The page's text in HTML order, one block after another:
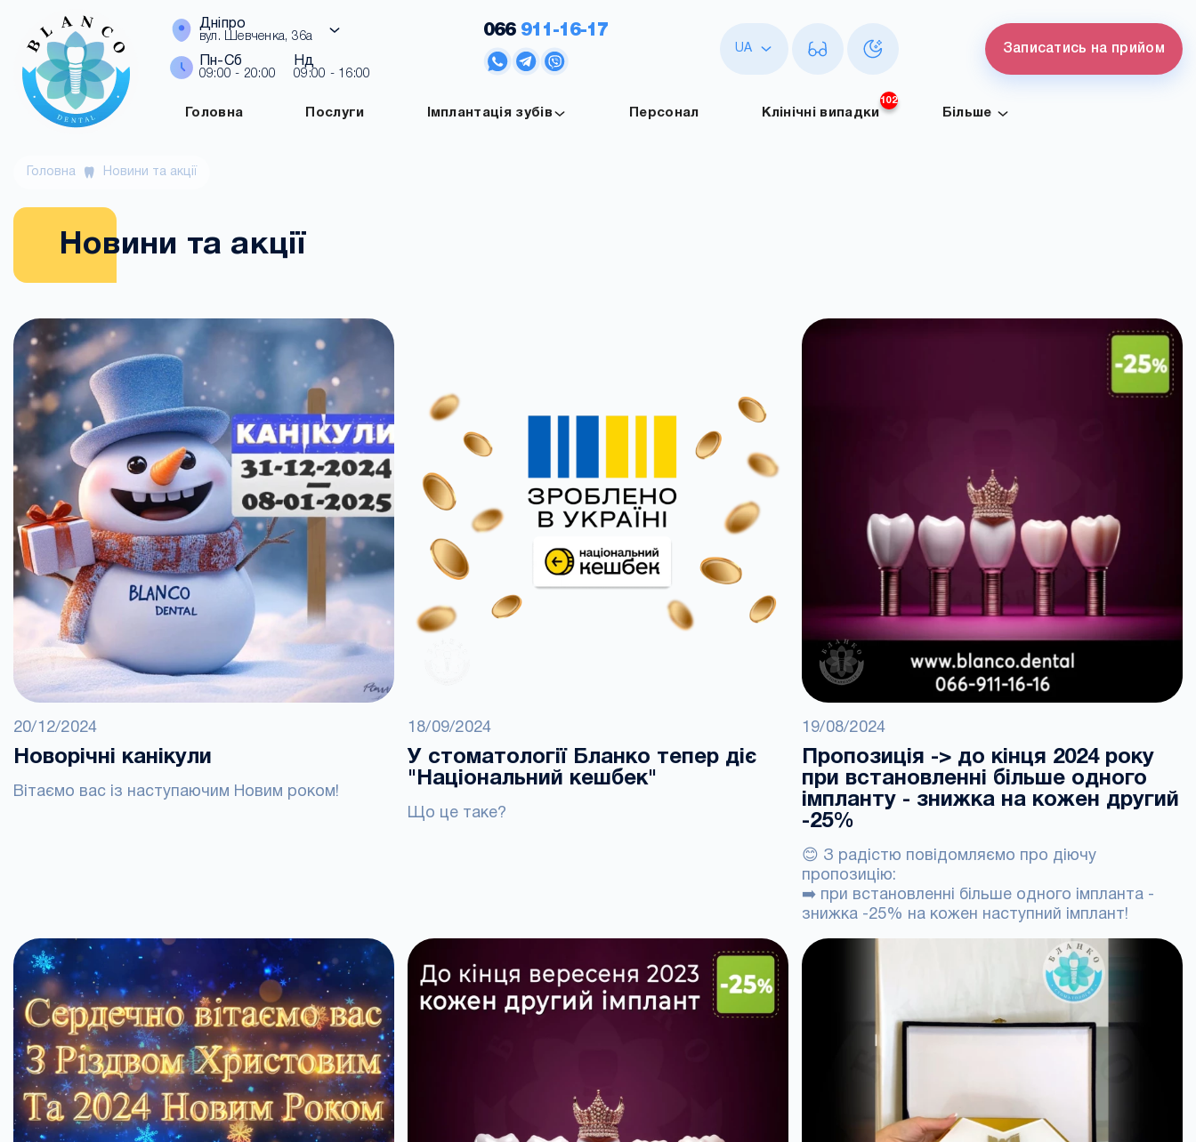
Дніпро
вул. Шевченка, 36а
Пн-Сб
09:00 - 20:00
Нд
09:00 - 16:00
066911-16-17
UA Записатись на прийом
Головна Послуги Імплантація зубів Персонал Клінічні випадки
102
Більше
Головна Новини та акції
Новини та акції
20/12/2024
Новорічні канікули
Вітаємо вас із наступаючим Новим роком!
18/09/2024
У стоматології Бланко тепер діє
"Національний кешбек"
Що це таке?
19/08/2024
Пропозиція -> до кінця 2024 року
при встановленні більше одного
імпланту - знижка на кожен другий
-25%
😊 З радістю повідомляємо про діючу
пропозицію:
➡️ при встановленні більше одного імпланта -
знижка -25% на кожен наступний імплант!